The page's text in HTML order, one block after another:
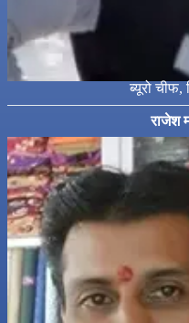
ब्यूरो चीफ,
राजेश